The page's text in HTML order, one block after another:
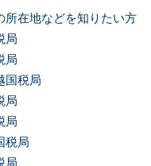
所在地などを知りたい方
局
局
国税局
局
局
税局
局